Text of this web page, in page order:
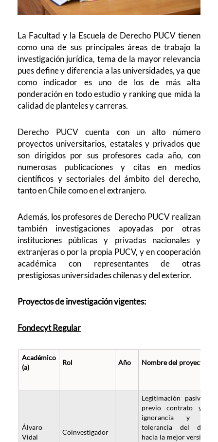
La Facultad y la Escuela de Derecho PUCV tienen
como una de sus principales áreas de trabajo la
investigación jurídica, tema de la mayor relevancia
pues define y diferencia a las universidades, ya que
como indicador es uno de los de más alta
ponderación en todo estudio y ranking que mida la
calidad de planteles y carreras.
Derecho PUCV cuenta con un alto número
proyectos universitarios, estatales y privados que
son dirigidos por sus profesores cada año, con
numerosas publicaciones y citas en medios
científicos y sectoriales del ámbito del derecho,
tanto en Chile como en el extranjero.
Además, los profesores de Derecho PUCV realizan
también investigaciones apoyadas por otras
instituciones públicas y privadas nacionales y
extranjeras o por la propia PUCV, y en cooperación
académica con representantes de otras
prestigiosas universidades chilenas y del exterior.
Proyectos de investigación vigentes:
Fondecyt Regular
Académico
(a)
Rol Año Nombre del proyecto
Álvaro
Vidal
Coinvestigador
Legitimación pasiva, sin
previo contrato y por
ignorancia y mera
tolerancia del dueño:
hacia la mejor versión de